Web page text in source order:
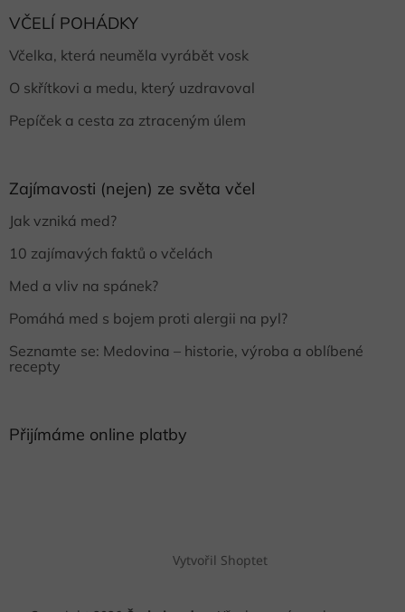
VČELÍ POHÁDKY
Včelka, která neuměla vyrábět vosk
O skřítkovi a medu, který uzdravoval
Pepíček a cesta za ztraceným úlem
Zajímavosti (nejen) ze světa včel
Jak vzniká med?
10 zajímavých faktů o včelách
Med a vliv na spánek?
Pomáhá med s bojem proti alergii na pyl?
Seznamte se: Medovina – historie, výroba a oblíbené
recepty
Přijímáme online platby
Vytvořil Shoptet